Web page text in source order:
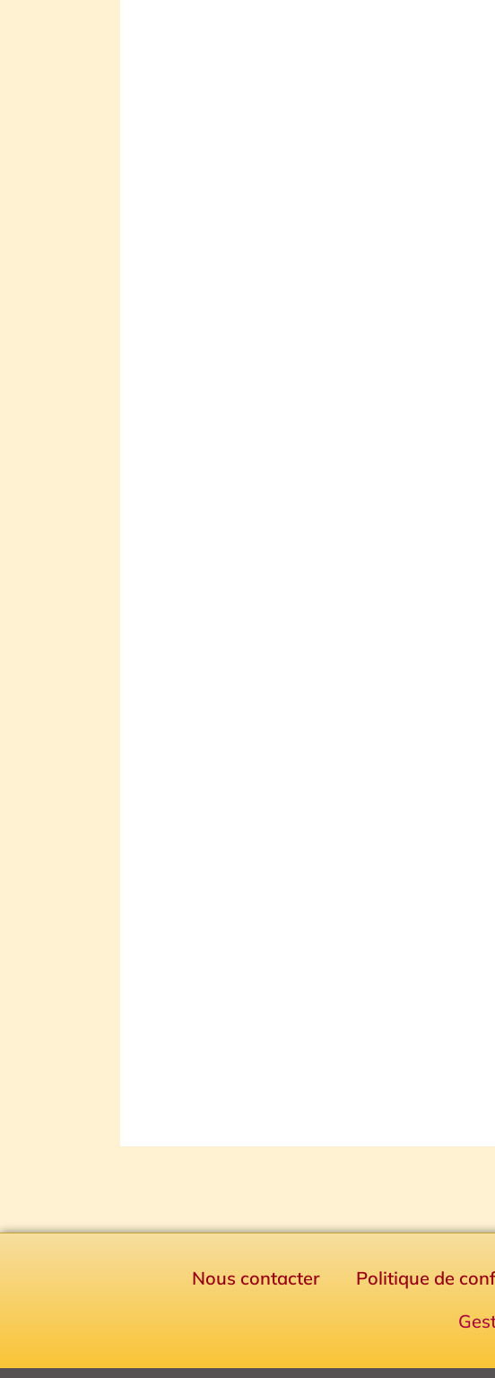
Nous contacter Politique de